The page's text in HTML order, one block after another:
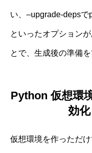
い、–upgrade-depsで
といったオプション
とで、生成後の準備を
Python 仮想環
効
仮想環境を作っただ